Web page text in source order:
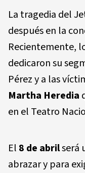
La tragedia del
después en la
Recientemente,
dedicaron su
Pérez y a las
Martha Heredia
en el Teatro
El 8 de abrilserá
abrazar y para